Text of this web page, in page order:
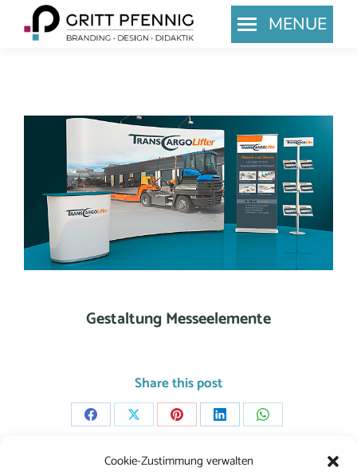
Cookie-Zustimmung verwalten
MENUE
Search:
Gestaltung Messeelemente
Share this post
Share Share Share Share Share